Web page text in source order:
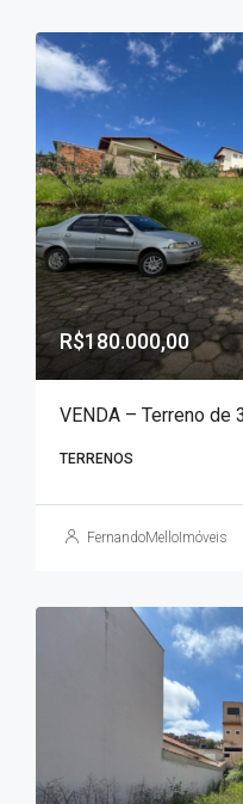
R$180.000,00
TERRENOS
FernandoMelloImóveis